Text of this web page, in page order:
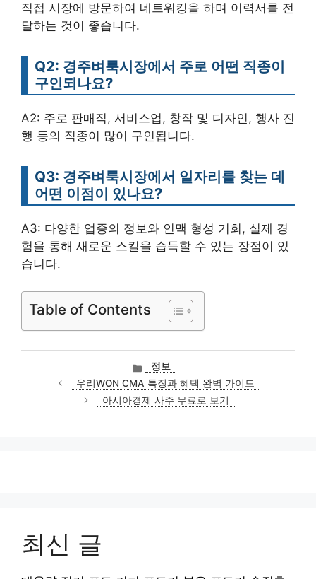
직접 시장에 방문하여 네트워킹을 하며 이력서를 전
달하는 것이 좋습니다.
Q2: 경주벼룩시장에서 주로 어떤 직종이
구인되나요?
A2: 주로 판매직, 서비스업, 창작 및 디자인, 행사 진
행 등의 직종이 많이 구인됩니다.
Q3: 경주벼룩시장에서 일자리를 찾는 데
어떤 이점이 있나요?
A3: 다양한 업종의 정보와 인맥 형성 기회, 실제 경
험을 통해 새로운 스킬을 습득할 수 있는 장점이 있
습니다.
Table of Contents
카
테
고
리
정보
우리WON CMA 특징과 혜택 완벽 가이드
아시아경제 사주 무료로 보기
최신 글